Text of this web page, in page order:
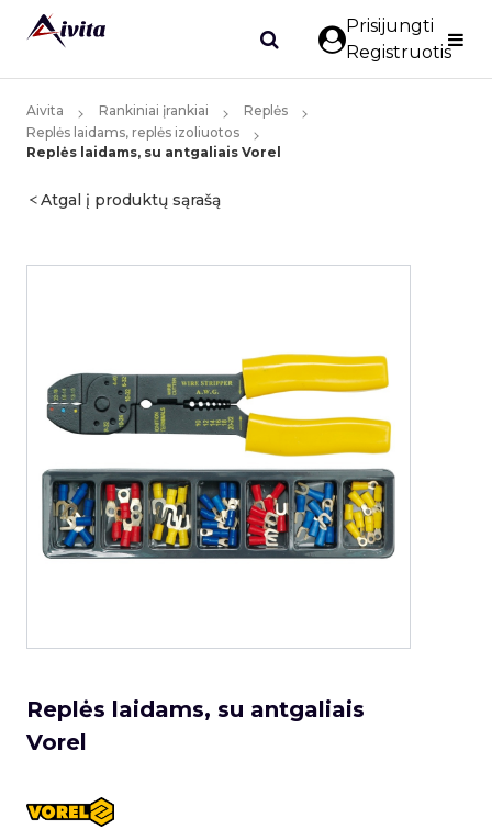
Prisijungti
Registruotis
Aivita Rankiniai įrankiai
Replės
Replės laidams, replės izoliuotos
Replės laidams, su antgaliais Vorel
Atgal į produktų sąrašą
Replės laidams, su antgaliais
Vorel